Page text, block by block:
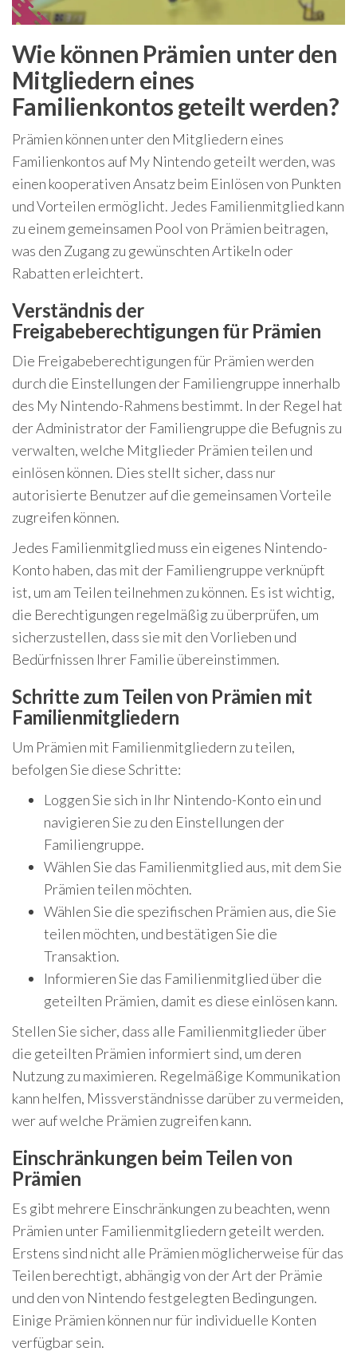
Wie können Prämien unter den
Mitgliedern eines
Familienkontos geteilt werden?
Prämien können unter den Mitgliedern eines
Familienkontos auf My Nintendo geteilt werden, was
einen kooperativen Ansatz beim Einlösen von Punkten
und Vorteilen ermöglicht. Jedes Familienmitglied kann
zu einem gemeinsamen Pool von Prämien beitragen,
was den Zugang zu gewünschten Artikeln oder
Rabatten erleichtert.
Verständnis der
Freigabeberechtigungen für Prämien
Die Freigabeberechtigungen für Prämien werden
durch die Einstellungen der Familiengruppe innerhalb
des My Nintendo-Rahmens bestimmt. In der Regel hat
der Administrator der Familiengruppe die Befugnis zu
verwalten, welche Mitglieder Prämien teilen und
einlösen können. Dies stellt sicher, dass nur
autorisierte Benutzer auf die gemeinsamen Vorteile
zugreifen können.
Jedes Familienmitglied muss ein eigenes Nintendo-
Konto haben, das mit der Familiengruppe verknüpft
ist, um am Teilen teilnehmen zu können. Es ist wichtig,
die Berechtigungen regelmäßig zu überprüfen, um
sicherzustellen, dass sie mit den Vorlieben und
Bedürfnissen Ihrer Familie übereinstimmen.
Schritte zum Teilen von Prämien mit
Familienmitgliedern
Um Prämien mit Familienmitgliedern zu teilen,
befolgen Sie diese Schritte:
Loggen Sie sich in Ihr Nintendo-Konto ein und
navigieren Sie zu den Einstellungen der
Familiengruppe.
Wählen Sie das Familienmitglied aus, mit dem Sie
Prämien teilen möchten.
Wählen Sie die spezifischen Prämien aus, die Sie
teilen möchten, und bestätigen Sie die
Transaktion.
Informieren Sie das Familienmitglied über die
geteilten Prämien, damit es diese einlösen kann.
Stellen Sie sicher, dass alle Familienmitglieder über
die geteilten Prämien informiert sind, um deren
Nutzung zu maximieren. Regelmäßige Kommunikation
kann helfen, Missverständnisse darüber zu vermeiden,
wer auf welche Prämien zugreifen kann.
Einschränkungen beim Teilen von
Prämien
Es gibt mehrere Einschränkungen zu beachten, wenn
Prämien unter Familienmitgliedern geteilt werden.
Erstens sind nicht alle Prämien möglicherweise für das
Teilen berechtigt, abhängig von der Art der Prämie
und den von Nintendo festgelegten Bedingungen.
Einige Prämien können nur für individuelle Konten
verfügbar sein.